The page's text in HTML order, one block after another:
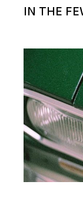
IN THE